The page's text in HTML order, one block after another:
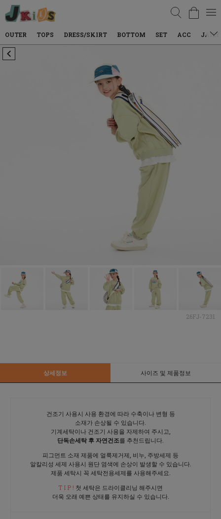
검색
TOPS DRESS/SKIRT BOTTOM SET ACC JAILY WEAR
26FJ-7231
상세정보 사이즈 및 제품정보
건조기 사용시 사용 환경에 따라 수축이나 변형 등
소재가 손상될 수 있습니다.
기계세탁이나 건조기 사용을 자제하여 주시고,
단독손세탁 후 자연건조를 추천드립니다.
피그먼트 소재 제품에 얼룩제거제, 비누, 주방세제 등
알칼리성 세제 사용시 원단 염색에 손상이 발생할 수 있습니다.
제품 세탁시 꼭 세탁전용세제를 사용해주세요.
T I P ! 첫 세탁은 드라이클리닝 해주시면
더욱 오래 예쁜 상태를 유지하실 수 있습니다.